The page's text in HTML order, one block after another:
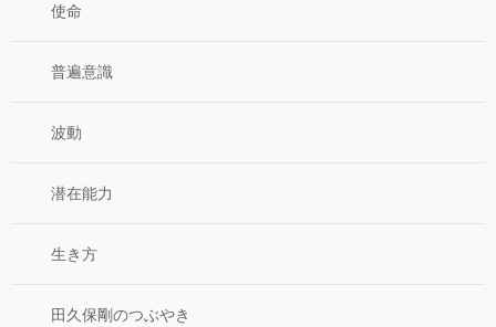
使命
普遍意識
波動
潜在能力
生き方
田久保剛のつぶやき